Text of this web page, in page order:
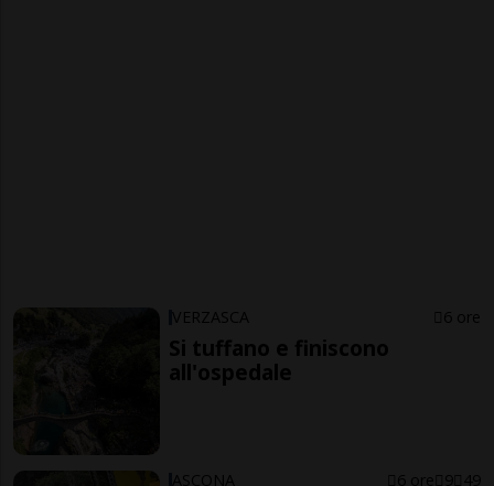
VERZASCA 6 ore
Si tuffano e finiscono
all'ospedale
ASCONA 6 ore 9 49